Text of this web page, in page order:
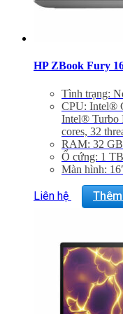
Tình trạng:
CPU: Intel®
Intel® Turbo
cores, 32
RAM: 32
Ổ cứng: 1
Màn hình:
400 nits,
Graphic
Trọng lượng:
Liên hệ